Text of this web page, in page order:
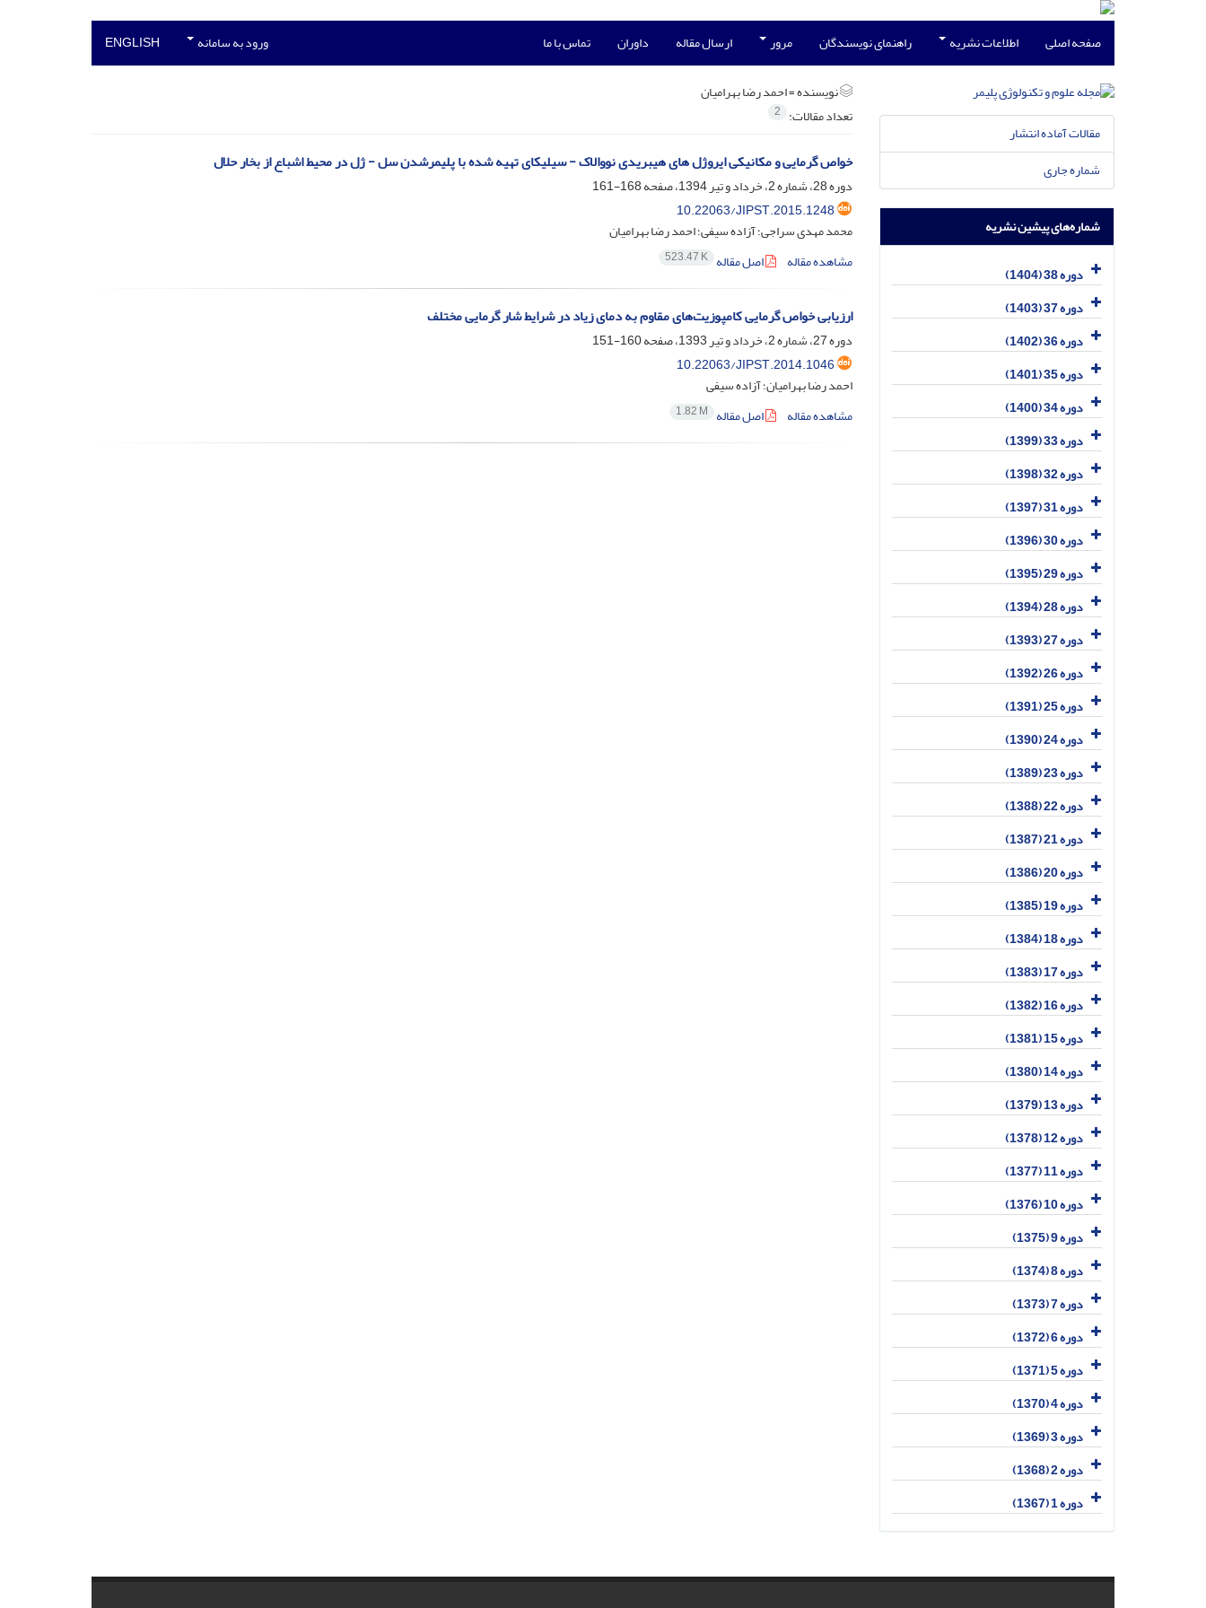
صفحه اصلی اطلاعات نشریه راهنمای نویسندگان مرور ارسال مقاله داوران تماس با ما ورود به سامانه ENGLISH
نویسنده =احمد رضا بهرامیان
تعداد مقالات: 2
خواص گرمایی و مکانیکی ایروژل های هیبریدی نووالاک - سیلیکای تهیه شده با پلیمرشدن سل - ژل در محیط اشباع از بخار حلال
دوره 28، شماره 2، خرداد و تیر 1394، صفحه
168-161
10.22063/JIPST.2015.1248
محمد مهدی سراجی؛ آزاده سیفی؛ احمد رضا بهرامیان
مشاهده مقاله
اصل مقاله 523.47 K
ارزیابی خواص گرمایی کامپوزیت‌های مقاوم به دمای زیاد در شرایط شار گرمایی مختلف
دوره 27، شماره 2، خرداد و تیر 1393، صفحه
160-151
10.22063/JIPST.2014.1046
احمد رضا بهرامیان؛ آزاده سیفی
مشاهده مقاله
اصل مقاله 1.82 M
مقالات آماده انتشار
شماره جاری
شماره‌های پیشین نشریه
دوره 38 (1404)
دوره 37 (1403)
دوره 36 (1402)
دوره 35 (1401)
دوره 34 (1400)
دوره 33 (1399)
دوره 32 (1398)
دوره 31 (1397)
دوره 30 (1396)
دوره 29 (1395)
دوره 28 (1394)
دوره 27 (1393)
دوره 26 (1392)
دوره 25 (1391)
دوره 24 (1390)
دوره 23 (1389)
دوره 22 (1388)
دوره 21 (1387)
دوره 20 (1386)
دوره 19 (1385)
دوره 18 (1384)
دوره 17 (1383)
دوره 16 (1382)
دوره 15 (1381)
دوره 14 (1380)
دوره 13 (1379)
دوره 12 (1378)
دوره 11 (1377)
دوره 10 (1376)
دوره 9 (1375)
دوره 8 (1374)
دوره 7 (1373)
دوره 6 (1372)
دوره 5 (1371)
دوره 4 (1370)
دوره 3 (1369)
دوره 2 (1368)
دوره 1 (1367)